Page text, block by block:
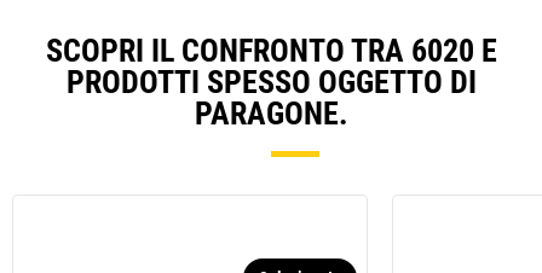
SCOPRI IL CONFRONTO TRA 6020 E
PRODOTTI SPESSO OGGETTO DI
PARAGONE.